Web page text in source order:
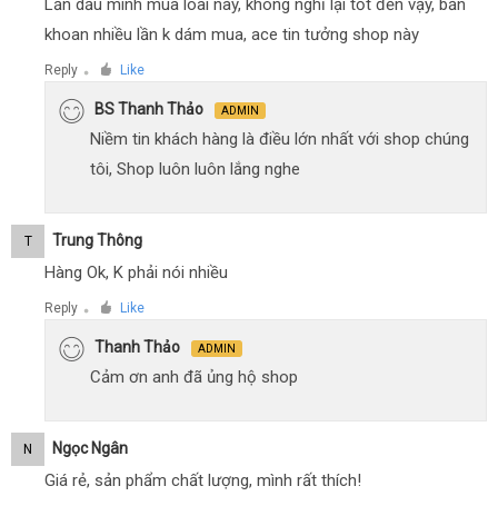
Lần dầu mình mua loai này, không nghĩ lại tốt đến vậy, băn
khoan nhiều lần k dám mua, ace tin tưởng shop này
Reply ● Like
BS Thanh Thảo ADMIN
Niềm tin khách hàng là điều lớn nhất với shop chúng
tôi, Shop luôn luôn lắng nghe
T Trung Thông
Hàng Ok, K phải nói nhiều
Reply ● Like
Thanh Thảo ADMIN
Cảm ơn anh đã ủng hộ shop
N Ngọc Ngân
Giá rẻ, sản phẩm chất lượng, mình rất thích!